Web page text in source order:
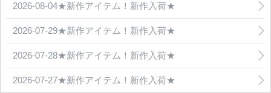
2026-08-04★新作アイテム！新作入荷★
2026-07-29★新作アイテム！新作入荷★
2026-07-28★新作アイテム！新作入荷★
2026-07-27★新作アイテム！新作入荷★